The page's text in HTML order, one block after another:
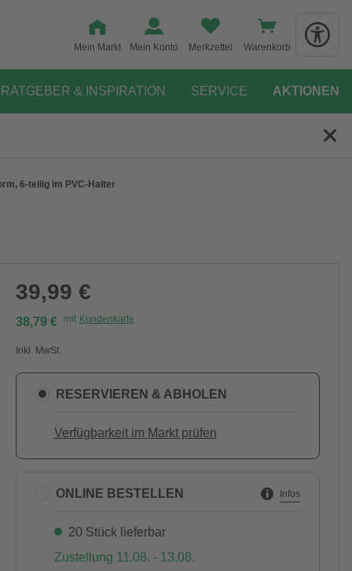
Mein Markt Mein Konto Merkzettel Warenkorb
RATGEBER & INSPIRATION SERVICE AKTIONEN
6-teilig im PVC-Halter
39,99 €
38,79 € mit Kundenkarte
Inkl. MwSt.
RESERVIEREN & ABHOLEN
Verfügbarkeit im Markt prüfen
ONLINE BESTELLEN Infos
20 Stück lieferbar
Zustellung 11.08. - 13.08.